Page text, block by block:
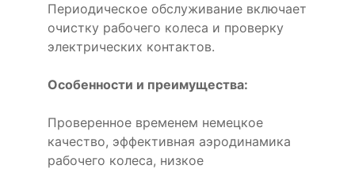
Периодическое обслуживание включает
очистку рабочего колеса и проверку
электрических контактов.
Особенности и преимущества:
Проверенное временем немецкое
качество, эффективная аэродинамика
рабочего колеса, низкое